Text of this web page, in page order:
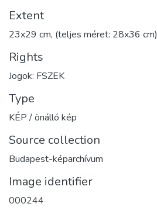
Extent
23x29 cm, (teljes méret: 28x36 cm)
Rights
Jogok: FSZEK
Type
KÉP / önálló kép
Source collection
Budapest-képarchívum
Image identifier
000244